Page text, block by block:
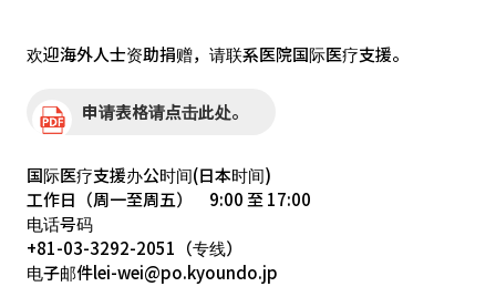
欢迎海外人士资助捐赠，请联系医院国际医疗支援。
申请表格请点击此处。
国际医疗支援办公时间(日本时间)
工作日（周一至周五） 9:00 至 17:00
电话号码
+81-03-3292-2051（专线）
电子邮件lei-wei@po.kyoundo.jp